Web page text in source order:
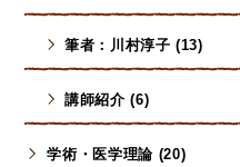
筆者：川村淳子 (13)
講師紹介 (6)
学術・医学理論 (20)